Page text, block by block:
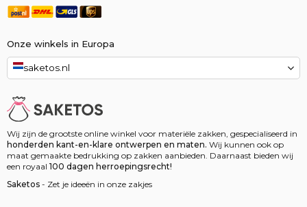
Wij zijn de grootste online winkel voor materiële zakken, gespecialiseerd in
honderden kant-en-klare ontwerpen en maten. Wij kunnen ook op
maat gemaakte bedrukking op zakken aanbieden. Daarnaast bieden wij
een royaal 100 dagen herroepingsrecht!
Saketos - Zet je ideeën in onze zakjes
Onze winkels in Europa
saketos.nl